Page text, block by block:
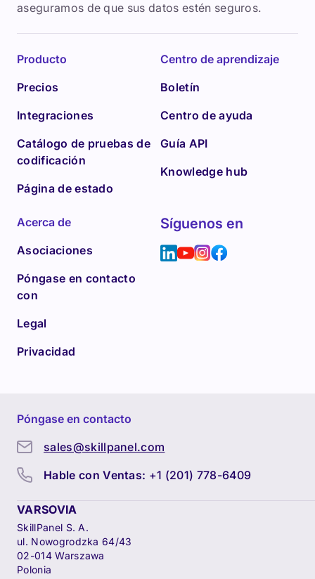
aseguramos de que sus datos estén seguros.
Producto
Precios
Integraciones
Catálogo de pruebas de
codificación
Página de estado
Centro de aprendizaje
Boletín
Centro de ayuda
Guía API
Knowledge hub
Acerca de
Asociaciones
Póngase en contacto
con
Legal
Privacidad
Síguenos en
Póngase en contacto
sales@skillpanel.com
Hable con Ventas: +1 (201) 778-6409
VARSOVIA
SkillPanel S. A.
ul. Nowogrodzka 64/43
02-014 Warszawa
Polonia